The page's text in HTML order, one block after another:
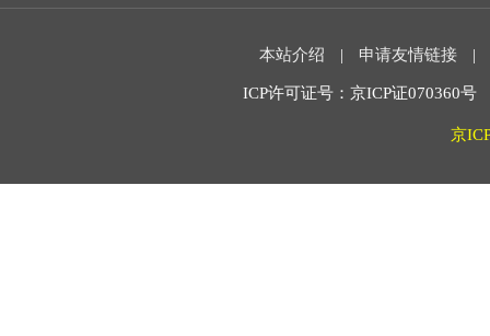
本站介绍 | 申请友情链接 |
ICP许可证号：京ICP证070360
京